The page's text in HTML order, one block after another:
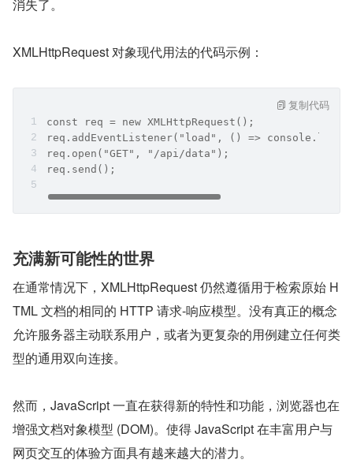
消失了。
XMLHttpRequest 对象现代用法的代码示例：
const req = new XMLHttpRequest();
req.addEventListener("load", () =>
req.open("GET", "/api/data");
req.send();
复制代码
充满新可能性的世界
在通常情况下，XMLHttpRequest 仍然遵循用于检索原始 H
TML 文档的相同的 HTTP 请求-响应模型。没有真正的概念
允许服务器主动联系用户，或者为更复杂的用例建立任何类
型的通用双向连接。
然而，JavaScript 一直在获得新的特性和功能，浏览器也在
增强文档对象模型 (DOM)。使得 JavaScript 在丰富用户与
网页交互的体验方面具有越来越大的潜力。